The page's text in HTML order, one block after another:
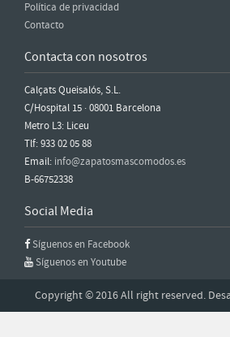
Política de privacidad
Contacto
Contacta con nosotros
Calçats Queisalós, S.L.
C/Hospital 15 · 08001 Barcelona
Metro L3: Liceu
Tlf: 933 02 05 88
Email: info@zapatosmascomodos.es
B-66752338
Social Media
Síguenos en Facebook
Síguenos en Youtube
Copyright © 2016 All right reserved.